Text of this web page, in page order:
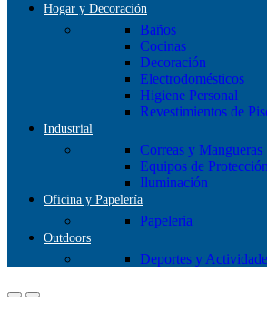
Hogar y Decoración
Baños
Cocinas
Decoración
Electrodomésticos
Higiene Personal
Revestimientos de
Industrial
Correas y Mangueras
Equipos de
Iluminación
Oficina y Papelería
Papeleria
Outdoors
Deportes y